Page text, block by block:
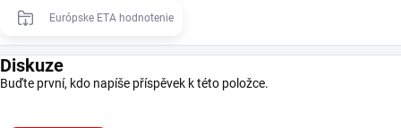
Európske ETA hodnotenie
Diskuze
Buďte první, kdo napíše příspěvek k této položce.